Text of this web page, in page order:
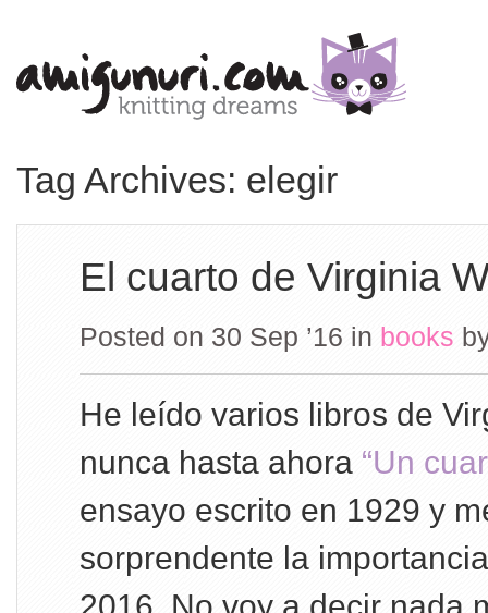
Tag Archives: elegir
El cuarto de Virginia
Posted on 30 Sep ’16 in books
He leído varios libros de
nunca hasta ahora “Un
ensayo escrito en 1929 y
sorprendente la